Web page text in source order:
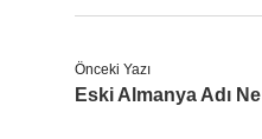
Önceki Yazı
Eski Almanya Adı Ne